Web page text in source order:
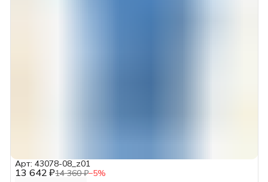
13 642 ₽14 360 ₽−5%
Арт: 43078-08_z01